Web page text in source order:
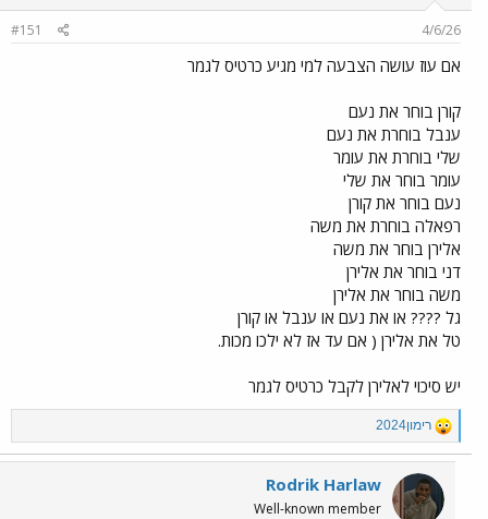
n
4/6/26
#151
אם עוז עושה הצבעה למי מגיע כרטיס לגמר
קורן בוחר את נעם
ענבל בוחרת את נעם
שלי בוחרת את עומר
עומר בוחר את שלי
נעם בוחר את קורן
רפאלה בוחרת את משה
אלירן בוחר את משה
דני בוחר את אלירן
משה בוחר את אלירן
גל ???? או את נעם או ענבל או קורן
טל את אלירן ( אם עד אז לא ילכו מכות.
יש סיכוי לאלירן לקבל כרטיס לגמר
R
e
a
c
t
רימון2024
Rodrik Harlaw
Well-known member